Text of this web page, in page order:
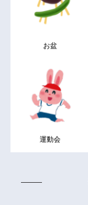
お盆
運動会